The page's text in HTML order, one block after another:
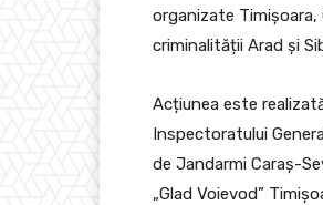
organizate Timişoara,
criminalității Arad și
Acțiunea este
Inspectoratului
de Jandarmi Caraș-
„Glad Voievod”